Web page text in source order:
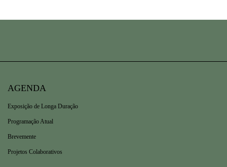
AGENDA
Exposição de Longa Duração
Programação Atual
Brevemente
Projetos Colaborativos